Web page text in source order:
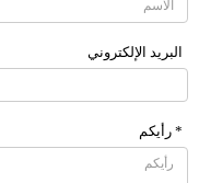
البرید الإلکتروني
* رأیکم